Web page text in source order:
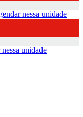
nessa unidade
unidade